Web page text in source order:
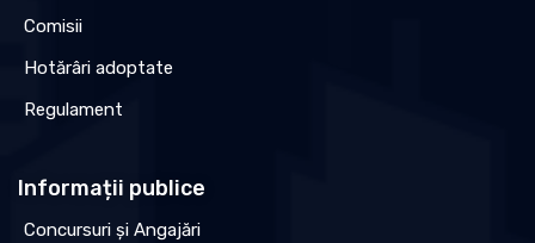
Comisii
Hotărâri adoptate
Regulament
Informații publice
Concursuri și Angajări